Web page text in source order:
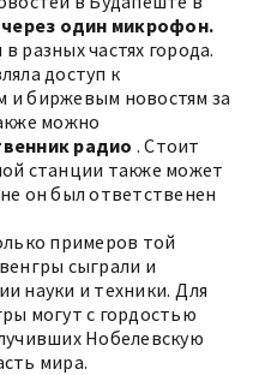
один микрофон.
разных частях города.
доступ к
биржевым новостям за
можно
радио . Стоит
станции также может
он был ответственен
примеров той
сыграли и
науки и техники. Для
могут с гордостью
Нобелевскую
мира.